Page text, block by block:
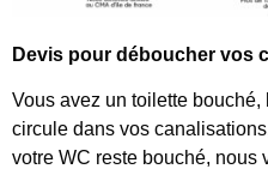
Devis pour déboucher vos
Vous avez un toilette bouché,
circule dans vos
votre WC reste bouché, nous